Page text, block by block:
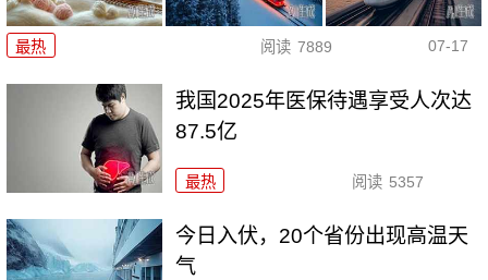
最热 阅读 7889 07-17
我国2025年医保待遇享受人次达
87.5亿
最热 阅读 5357
今日入伏，20个省份出现高温天
气